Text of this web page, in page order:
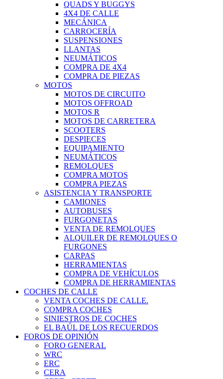
QUADS Y BUGGYS
4X4 DE CALLE
MECÁNICA
CARROCERÍA
SUSPENSIONES
LLANTAS
NEUMÁTICOS
COMPRA DE 4X4
COMPRA DE PIEZAS
MOTOS
MOTOS DE CIRCUITO
MOTOS OFFROAD
MOTOS R
MOTOS DE CARRETERA
SCOOTERS
DESPIECES
EQUIPAMIENTO
NEUMÁTICOS
REMOLQUES
COMPRA MOTOS
COMPRA PIEZAS
ASISTENCIA Y TRANSPORTE
CAMIONES
AUTOBUSES
FURGONETAS
VENTA DE REMOLQUES
ALQUILER DE REMOLQUES O
FURGONES
CARPAS
HERRAMIENTAS
COMPRA DE VEHÍCULOS
COMPRA DE HERRAMIENTAS
COCHES DE CALLE
VENTA COCHES DE CALLE.
COMPRA COCHES
SINIESTROS DE COCHES
EL BAÚL DE LOS RECUERDOS
FOROS DE OPINIÓN
FORO GENERAL
WRC
ERC
CERA